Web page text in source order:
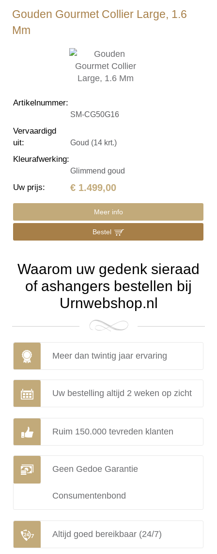
Gouden Gourmet Collier Large, 1.6
Mm
Artikelnummer:
SM-CG50G16
Vervaardigd
uit: Goud (14 krt.)
Kleurafwerking:
Glimmend goud
Uw prijs: € 1.499,00
Meer info
Bestel
Waarom uw gedenk sieraad
of ashangers bestellen bij
Urnwebshop.nl
Meer dan twintig jaar ervaring
Uw bestelling altijd 2 weken op zicht
Ruim 150.000 tevreden klanten
Geen Gedoe Garantie
Consumentenbond
Altijd goed bereikbaar (24/7)